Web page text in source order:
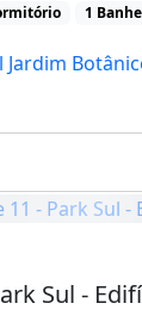
1
- Park Sul -